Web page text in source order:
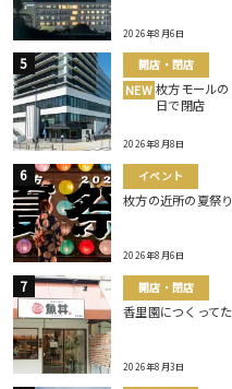
2026年8月6日
開店・閉店
NEW 枚方モール
日で閉店
2026年8月8日
イベント
枚方の近所の夏祭
2026年8月6日
開店・閉店
香里園につくって
2026年8月3日